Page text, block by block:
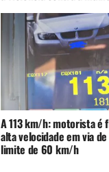
A 113 km/h: motorista é
alta velocidade em via
limite de 60 km/h